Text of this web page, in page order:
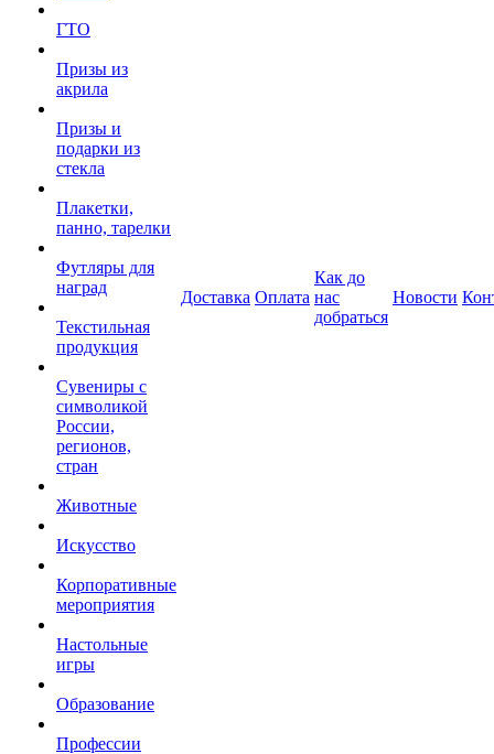
ГТО
Призы из
акрила
Призы и
подарки из
стекла
Плакетки,
панно, тарелки
Футляры для
наград
Текстильная
продукция
Сувениры с
символикой
России,
регионов,
стран
Животные
Искусство
Корпоративные
мероприятия
Настольные
игры
Образование
Профессии
Доставка Оплата
Как до
нас
добраться
Новости